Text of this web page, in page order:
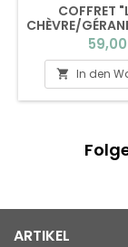
COFFRET
CHÈVRE/
Preis
 In den
ARTIKEL